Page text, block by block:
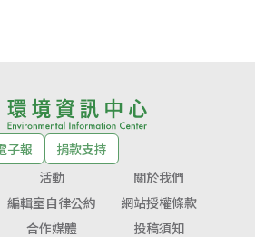
子報
捐款支持
活動
關於我們
編輯室自律公約
網站授權條款
合作媒體 投稿須知